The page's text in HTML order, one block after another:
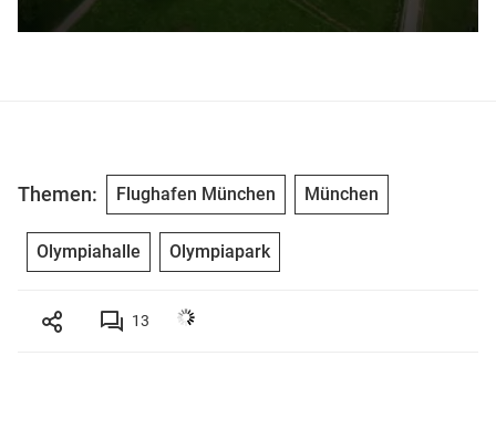
Themen: Flughafen München München
Olympiahalle Olympiapark
13